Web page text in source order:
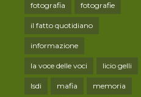
fotografia fotografie
il fatto quotidiano
informazione
la voce delle voci licio gelli
lsdi mafia memoria